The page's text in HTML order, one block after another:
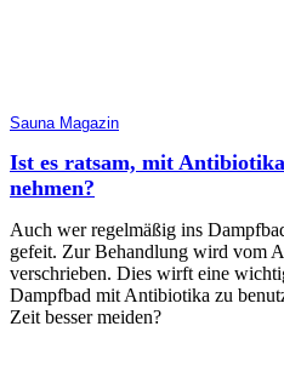
Sauna Magazin
Ist es ratsam, mit
nehmen?
Auch wer regelmäßig ins
gefeit. Zur Behandlung wird vom
verschrieben. Dies wirft eine
Dampfbad mit Antibiotika zu
Zeit besser meiden?